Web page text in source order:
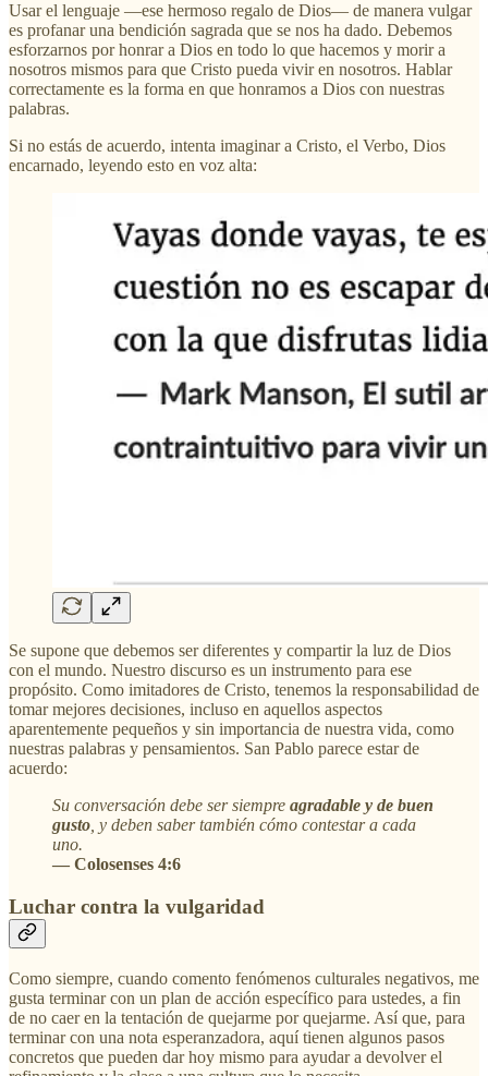
Usar el lenguaje —ese hermoso regalo de Dios— de manera vulgar
es profanar una bendición sagrada que se nos ha dado. Debemos
esforzarnos por honrar a Dios en todo lo que hacemos y morir a
nosotros mismos para que Cristo pueda vivir en nosotros. Hablar
correctamente es la forma en que honramos a Dios con nuestras
palabras.
Si no estás de acuerdo, intenta imaginar a Cristo, el Verbo, Dios
encarnado, leyendo esto en voz alta:
Se supone que debemos ser diferentes y compartir la luz de Dios
con el mundo. Nuestro discurso es un instrumento para ese
propósito. Como imitadores de Cristo, tenemos la responsabilidad de
tomar mejores decisiones, incluso en aquellos aspectos
aparentemente pequeños y sin importancia de nuestra vida, como
nuestras palabras y pensamientos. San Pablo parece estar de
acuerdo:
Su conversación debe ser siempre agradable y de buen
gusto , y deben saber también cómo contestar a cada
uno.
— Colosenses 4:6
Luchar contra la vulgaridad
Como siempre, cuando comento fenómenos culturales negativos, me
gusta terminar con un plan de acción específico para ustedes, a fin
de no caer en la tentación de quejarme por quejarme. Así que, para
terminar con una nota esperanzadora, aquí tienen algunos pasos
concretos que pueden dar hoy mismo para ayudar a devolver el